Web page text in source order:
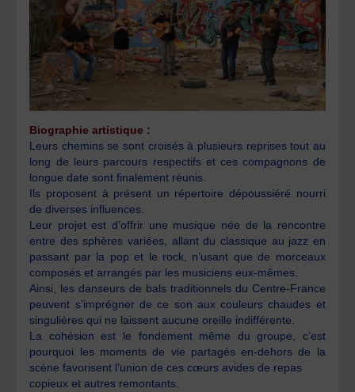
Biographie artistique :
Leurs chemins se sont croisés à plusieurs reprises tout au
long de leurs parcours respectifs et ces compagnons de
longue date sont finalement réunis.
Ils proposent à présent un répertoire dépoussiéré nourri
de diverses influences.
Leur projet est d’offrir une musique née de la rencontre
entre des sphères variées, allant du classique au jazz en
passant par la pop et le rock, n’usant que de morceaux
composés et arrangés par les musiciens eux-mêmes.
Ainsi, les danseurs de bals traditionnels du Centre-France
peuvent s’imprégner de ce son aux couleurs chaudes et
singulières qui ne laissent aucune oreille indifférente.
La cohésion est le fondement même du groupe, c’est
pourquoi les moments de vie partagés en-dehors de la
scène favorisent l’union de ces cœurs avides de repas
copieux et autres remontants.